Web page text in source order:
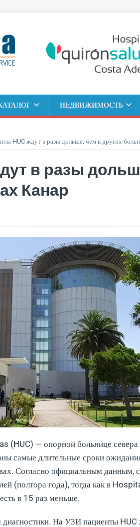
НЕДВИЖИМОСТЬ
HUC ждут в разы дольше, чем в других
в разы
Канар
(HUC) — опорной больнице севера
самые длительные сроки
Согласно официальным данным,
(полтора года), тогда как в
в 15 раз меньше.
На УЗИ пациенты